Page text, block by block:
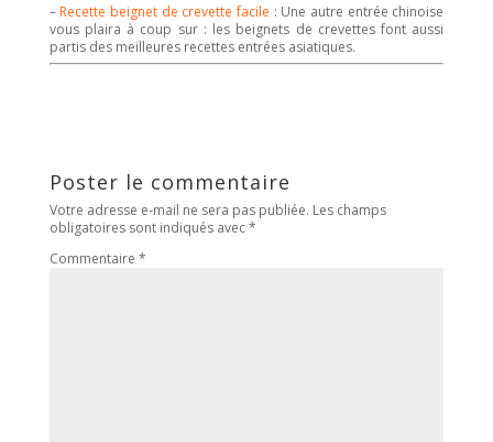
– Recette beignet de crevette facile : Une autre entrée chinoise
vous plaira à coup sur : les beignets de crevettes font aussi
partis des meilleures recettes entrées asiatiques.
Poster le commentaire
Votre adresse e-mail ne sera pas publiée. Les champs
obligatoires sont indiqués avec*
Commentaire *